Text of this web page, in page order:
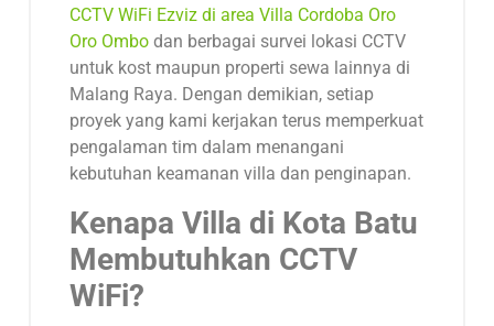
CCTV WiFi Ezviz di area Villa Cordoba Oro
Oro Ombo dan berbagai survei lokasi CCTV
untuk kost maupun properti sewa lainnya di
Malang Raya. Dengan demikian, setiap
proyek yang kami kerjakan terus memperkuat
pengalaman tim dalam menangani
kebutuhan keamanan villa dan penginapan.
Kenapa Villa di Kota Batu
Membutuhkan CCTV
WiFi?